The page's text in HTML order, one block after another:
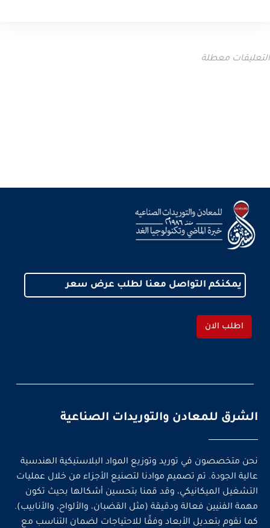
التعليقات معطلة
يمكنكم التواصل معنا لطلب عرض سعر
اطلب الان
الشرق للمعادن والتوريدات الصناعية
نحن متخصصون في توريد وتوزيع المواد البلاستيكية الهندسية
عالية الجودة. تم تصميم موادنا لتصنيع الأجزاء من خلال عمليات
التشغيل الميكانيكي، وقد قمنا بتحسين أشكالها بحيث تكون
مهمة الفنيين فعالة ودقيقة (مثل القضبان، والألواح، والأنابيب).
كما نقوم بتعديل الأبعاد وفقًا للاحتياجات لضمان التناسب مع